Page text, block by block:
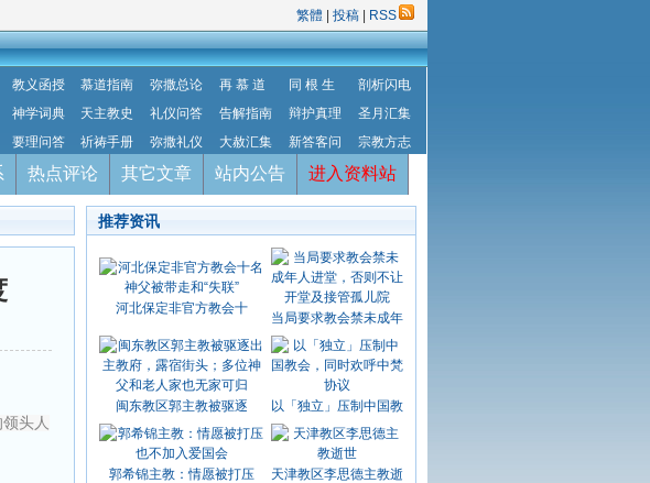
繁體 投稿 RSS
教义函授 慕道指南 弥撒总论 再 慕 道 同 根 生
剖析闪电
神学词典 天主教史 礼仪问答 告解指南 辩护真理
圣月汇集
要理问答 祈祷手册 弥撒礼仪 大赦汇集 新答客问 宗教方志
热点评论 其它文章 站内公告 进入资料站
头人
推荐资讯
河北保定非官方教会十
当局要求教会禁未成年
闽东教区郭主教被驱逐 以「独立」压制中国教
郭希锦主教：情愿被打压 天津教区李思德主教逝